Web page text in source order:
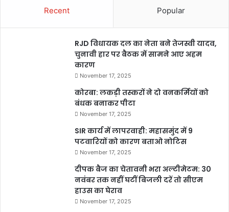
Recent Popular
RJD विधायक दल का नेता बने तेजस्वी यादव,
चुनावी हार पर बैठक में सामने आए अहम
कारण
November 17, 2025
कोरबा: लकड़ी तस्करों ने दो वनकर्मियों को
बंधक बनाकर पीटा
November 17, 2025
SIR कार्य में लापरवाही: महासमुंद में 9
पटवारियों को कारण बताओ नोटिस
November 17, 2025
दीपक बैज का चेतावनी भरा अल्टीमेटम: 30
नवंबर तक नहीं घटीं बिजली दरें तो सीएम
हाउस का घेराव
November 17, 2025